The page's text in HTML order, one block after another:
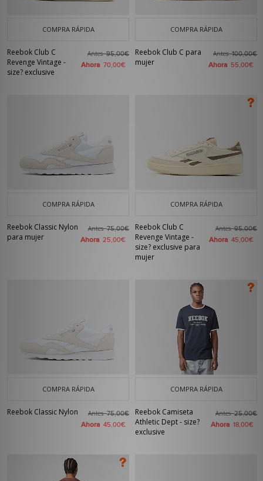
COMPRA RÁPIDA
Reebok Club C
Revenge Vintage -
size? exclusive
Antes95,00€
Ahora 70,00€
COMPRA RÁPIDA
Reebok Club C para
mujer
Antes100,00€
Ahora 55,00€
COMPRA RÁPIDA
Reebok Classic Nylon
para mujer
Antes75,00€
Ahora 25,00€
COMPRA RÁPIDA
Reebok Club C
Revenge Vintage -
size? exclusive para
mujer
Antes95,00€
Ahora 45,00€
COMPRA RÁPIDA
Reebok Classic Nylon Antes75,00€
Ahora 45,00€
COMPRA RÁPIDA
Reebok Camiseta
Athletic Dept - size?
exclusive
Antes25,00€
Ahora 18,00€